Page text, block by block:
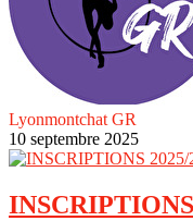
Lyonmontchat GR
10 septembre 2025